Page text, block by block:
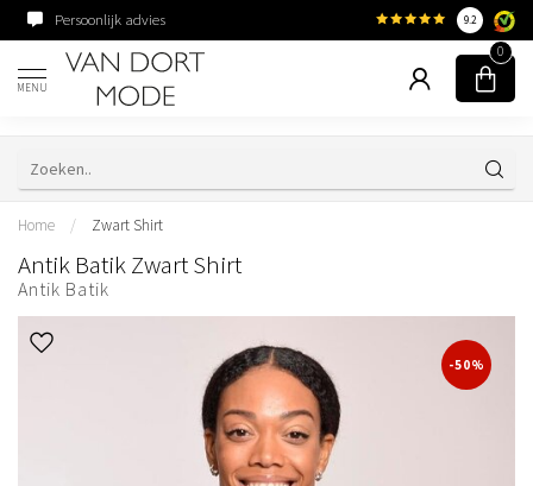
Persoonlijk advies Familiebedrijf sinds
9.2
MENU
0
Home / Zwart Shirt
Antik Batik Zwart Shirt
Antik Batik
-50%